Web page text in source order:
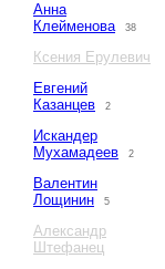
Анна
Клейменова
38
Ксения Ерулевич
Евгений
Казанцев
2
Искандер
Мухамадеев
2
Валентин
Лощинин
5
Александр
Штефанец